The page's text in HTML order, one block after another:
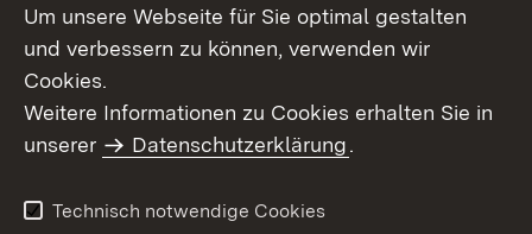
Benutzungshinweise
Erklärung zur
Um unsere Webseite für Sie optimal gestalten
und verbessern zu können, verwenden wir
Cookies.
Weitere Informationen zu Cookies erhalten Sie in
unserer
Datenschutzerklärung.
Technisch notwendige Cookies